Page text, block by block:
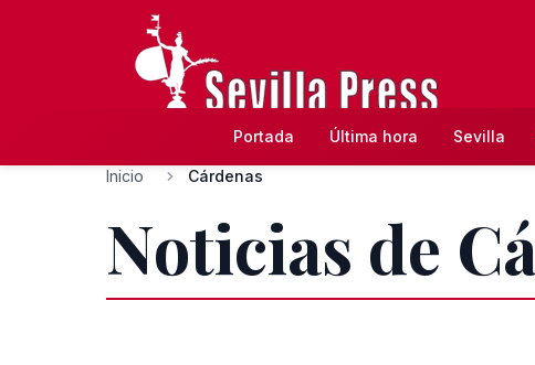
Portada Última hora Sevilla
Inicio Cárdenas
Noticias de